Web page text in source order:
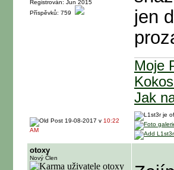
Registrován: Jun 2015
Příspěvků: 759
jen
Moje
Jak
19-08-2017 v 10:22
AM
otoxy
Nový Člen